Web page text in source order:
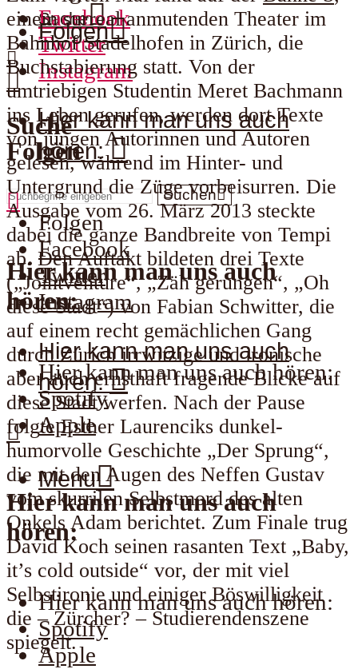
Suche
Suche
Suchen
Facebook
Twitter
Instagram
Hier kann man uns auch
hören:
Hier kann man uns auch
hören:
Hier kann man uns auch hören:
Spotify
Apple
Menu
Folgen
Folgen
Folgen
Facebook
Twitter
Instagram
Hier kann man uns auch
hören:
Hier kann man uns auch
hören:
Hier kann man uns auch hören:
Spotify
Apple
einem surreal anmutenden Theater im
Bahnhof Stadelhofen in Zürich, die
Buchstabierung statt. Von der
umtriebigen Studentin Meret Bachmann
ins Leben gerufen, werden dort Texte
von jungen Autorinnen und Autoren
gelesen, während im Hinter- und
Untergrund die Züge vorbeisurren. Die
Ausgabe vom 26. März 2013 steckte
dabei die ganze Bandbreite von Tempi
ab. Den Auftakt bildeten drei Texte
(„Jointventure“, „Zäh gerungen“, „Oh
diese Stadt“) von Fabian Schwitter, die
auf einem recht gemächlichen Gang
durch Zürich irrwitzige und ironische
aber auch ernsthaft fragende Blicke auf
diese Stadt werfen. Nach der Pause
folgte Esther Laurenciks dunkel-
humorvolle Geschichte „Der Sprung“,
die mit den Augen des Neffen Gustav
vom skurrilen Selbstmord des alten
Onkels Adam berichtet. Zum Finale trug
David Koch seinen rasanten Text „Baby,
it’s cold outside“ vor, der mit viel
Selbstironie und einiger Böswilligkeit
die – Zürcher? – Studierendenszene
spiegelt.